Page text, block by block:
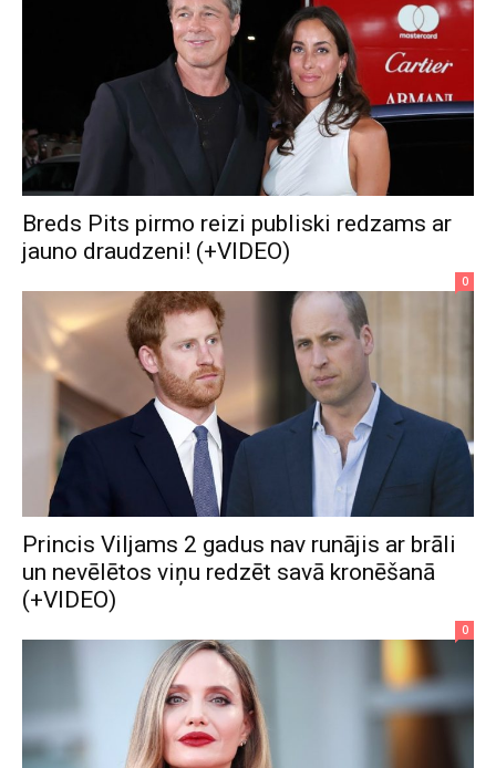
Breds Pits pirmo reizi publiski redzams ar
jauno draudzeni! (+VIDEO)
0
Princis Viljams 2 gadus nav runājis ar brāli
un nevēlētos viņu redzēt savā kronēšanā
(+VIDEO)
0